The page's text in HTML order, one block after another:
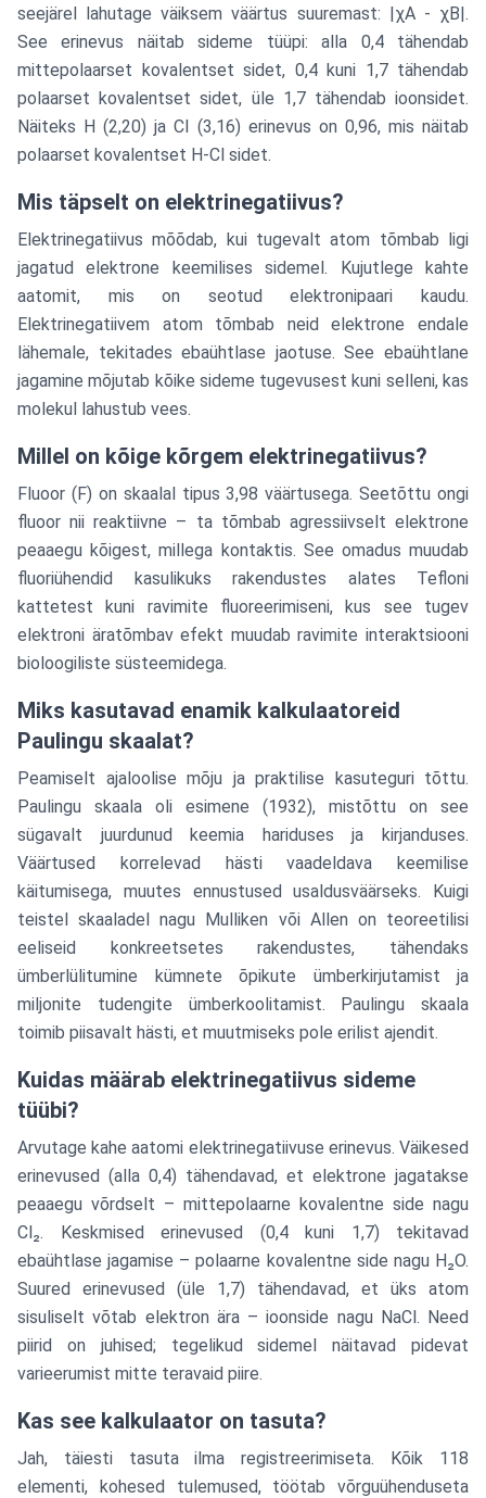
seejärel lahutage väiksem väärtus suuremast: |χA - χB|.
See erinevus näitab sideme tüüpi: alla 0,4 tähendab
mittepolaarset kovalentset sidet, 0,4 kuni 1,7 tähendab
polaarset kovalentset sidet, üle 1,7 tähendab ioonsidet.
Näiteks H (2,20) ja Cl (3,16) erinevus on 0,96, mis näitab
polaarset kovalentset H-Cl sidet.
Mis täpselt on elektrinegatiivus?
Elektrinegatiivus mõõdab, kui tugevalt atom tõmbab ligi
jagatud elektrone keemilises sidemel. Kujutlege kahte
aatomit, mis on seotud elektronipaari kaudu.
Elektrinegatiivem atom tõmbab neid elektrone endale
lähemale, tekitades ebaühtlase jaotuse. See ebaühtlane
jagamine mõjutab kõike sideme tugevusest kuni selleni, kas
molekul lahustub vees.
Millel on kõige kõrgem elektrinegatiivus?
Fluoor (F) on skaalal tipus 3,98 väärtusega. Seetõttu ongi
fluoor nii reaktiivne – ta tõmbab agressiivselt elektrone
peaaegu kõigest, millega kontaktis. See omadus muudab
fluoriühendid kasulikuks rakendustes alates Tefloni
kattetest kuni ravimite fluoreerimiseni, kus see tugev
elektroni äratõmbav efekt muudab ravimite interaktsiooni
bioloogiliste süsteemidega.
Miks kasutavad enamik kalkulaatoreid
Paulingu skaalat?
Peamiselt ajaloolise mõju ja praktilise kasuteguri tõttu.
Paulingu skaala oli esimene (1932), mistõttu on see
sügavalt juurdunud keemia hariduses ja kirjanduses.
Väärtused korrelevad hästi vaadeldava keemilise
käitumisega, muutes ennustused usaldusväärseks. Kuigi
teistel skaaladel nagu Mulliken või Allen on teoreetilisi
eeliseid konkreetsetes rakendustes, tähendaks
ümberlülitumine kümnete õpikute ümberkirjutamist ja
miljonite tudengite ümberkoolitamist. Paulingu skaala
toimib piisavalt hästi, et muutmiseks pole erilist ajendit.
Kuidas määrab elektrinegatiivus sideme
tüübi?
Arvutage kahe aatomi elektrinegatiivuse erinevus. Väikesed
erinevused (alla 0,4) tähendavad, et elektrone jagatakse
peaaegu võrdselt – mittepolaarne kovalentne side nagu
Cl₂. Keskmised erinevused (0,4 kuni 1,7) tekitavad
ebaühtlase jagamise – polaarne kovalentne side nagu H₂O.
Suured erinevused (üle 1,7) tähendavad, et üks atom
sisuliselt võtab elektron ära – ioonside nagu NaCl. Need
piirid on juhised; tegelikud sidemel näitavad pidevat
varieerumist mitte teravaid piire.
Kas see kalkulaator on tasuta?
Jah, täiesti tasuta ilma registreerimiseta. Kõik 118
elementi, kohesed tulemused, töötab võrguühenduseta